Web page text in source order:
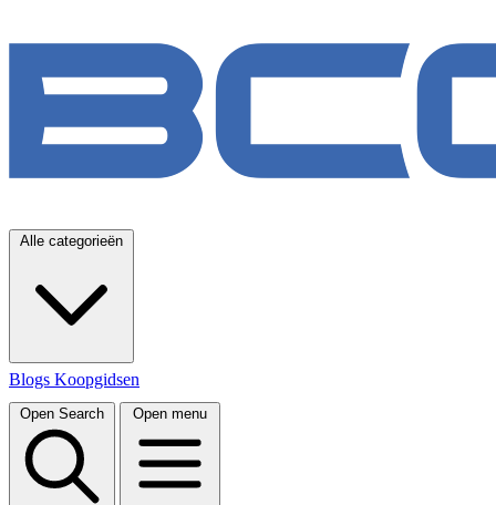
Alle categorieën
Blogs Koopgidsen
Open Search Open menu